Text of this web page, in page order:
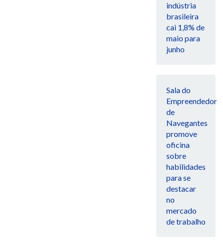
indústria
brasileira
cai 1,8% de
maio para
junho
Sala do
Empreendedor
de
Navegantes
promove
oficina
sobre
habilidades
para se
destacar
no
mercado
de trabalho